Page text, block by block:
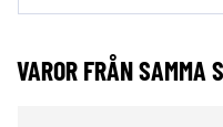
VAROR FRÅN SAMMA